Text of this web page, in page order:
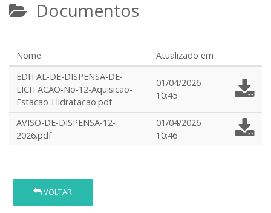
Documentos
Nome
Atualizado em
EDITAL-DE-DISPENSA-DE-
LICITACAO-No-12-Aquisicao-
Estacao-Hidratacao.pdf
01/04/2026
10:45
AVISO-DE-DISPENSA-12-
2026.pdf
01/04/2026
10:46
VOLTAR